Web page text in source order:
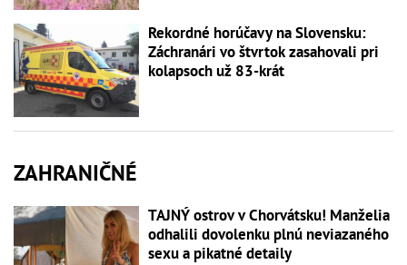
Rekordné horúčavy na Slovensku:
Záchranári vo štvrtok zasahovali pri
kolapsoch už 83-krát
ZAHRANIČNÉ
TAJNÝ ostrov v Chorvátsku! Manželia
odhalili dovolenku plnú neviazaného
sexu a pikatné detaily